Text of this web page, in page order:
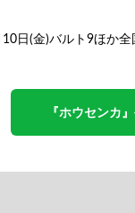
日(金)バルト9ほか全
『ホウセンカ